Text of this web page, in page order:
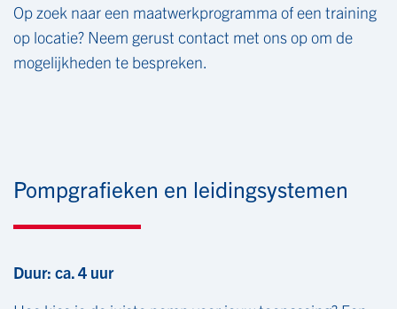
Op zoek naar een maatwerkprogramma of een training
op locatie? Neem gerust contact met ons op om de
mogelijkheden te bespreken.
Pompgrafieken en leidingsystemen
Duur: ca. 4 uur